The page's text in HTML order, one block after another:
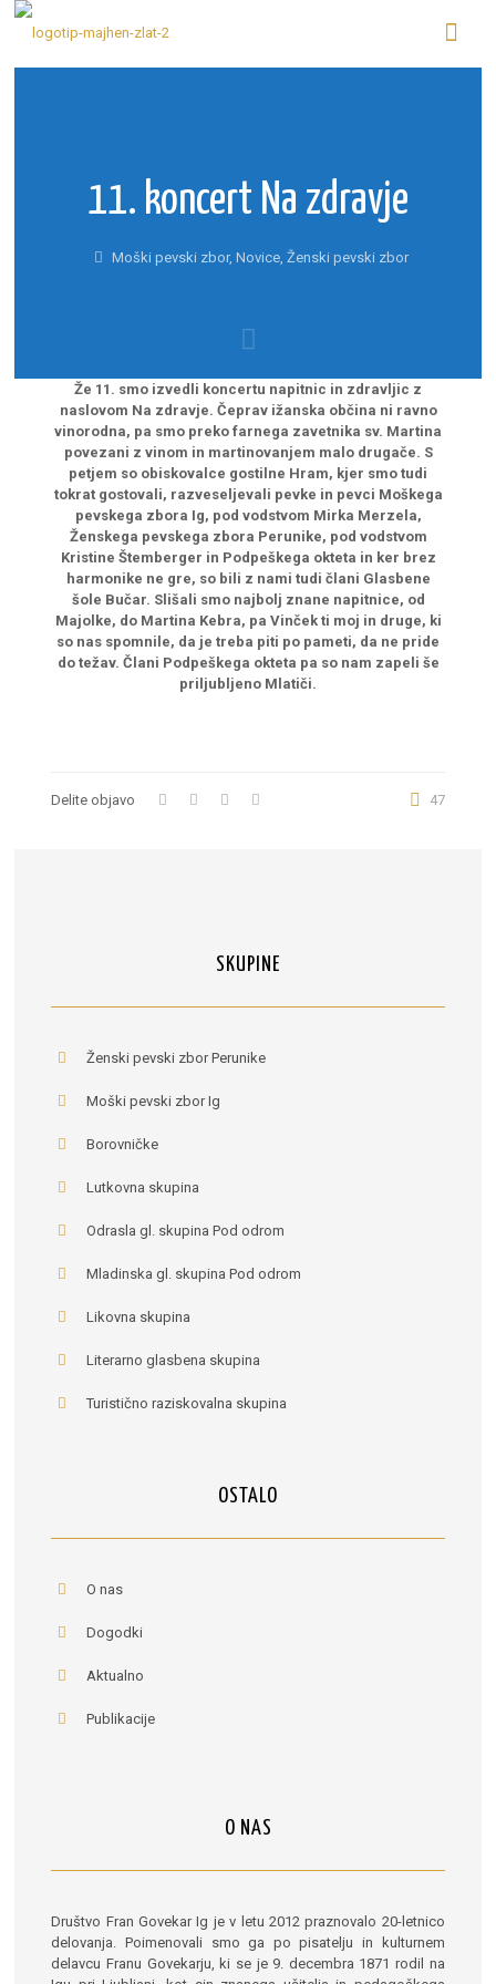
11. koncert Na zdravje
Moški pevski zbor, Novice, Ženski pevski zbor
Že 11. smo izvedli koncertu napitnic in zdravljic z
naslovom Na zdravje. Čeprav ižanska občina ni ravno
vinorodna, pa smo preko farnega zavetnika sv. Martina
povezani z vinom in martinovanjem malo drugače. S
petjem so obiskovalce gostilne Hram, kjer smo tudi
tokrat gostovali, razveseljevali pevke in pevci Moškega
pevskega zbora Ig, pod vodstvom Mirka Merzela,
Ženskega pevskega zbora Perunike, pod vodstvom
Kristine Štemberger in Podpeškega okteta in ker brez
harmonike ne gre, so bili z nami tudi člani Glasbene
šole Bučar. Slišali smo najbolj znane napitnice, od
Majolke, do Martina Kebra, pa Vinček ti moj in druge, ki
so nas spomnile, da je treba piti po pameti, da ne pride
do težav. Člani Podpeškega okteta pa so nam zapeli še
priljubljeno Mlatiči.
Delite objavo 47
SKUPINE
Ženski pevski zbor Perunike
Moški pevski zbor Ig
Borovničke
Lutkovna skupina
Odrasla gl. skupina Pod odrom
Mladinska gl. skupina Pod odrom
Likovna skupina
Literarno glasbena skupina
Turistično raziskovalna skupina
OSTALO
O nas
Dogodki
Aktualno
Publikacije
O NAS
Društvo Fran Govekar Ig je v letu 2012 praznovalo 20-letnico
delovanja. Poimenovali smo ga po pisatelju in kulturnem
delavcu Franu Govekarju, ki se je 9. decembra 1871 rodil na